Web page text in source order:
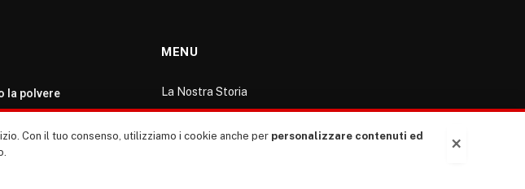
la polvere
MENU
La Nostra Storia
ventitrenta
×
Con il tuo consenso, utilizziamo i cookie anche per personalizzare contenuti ed